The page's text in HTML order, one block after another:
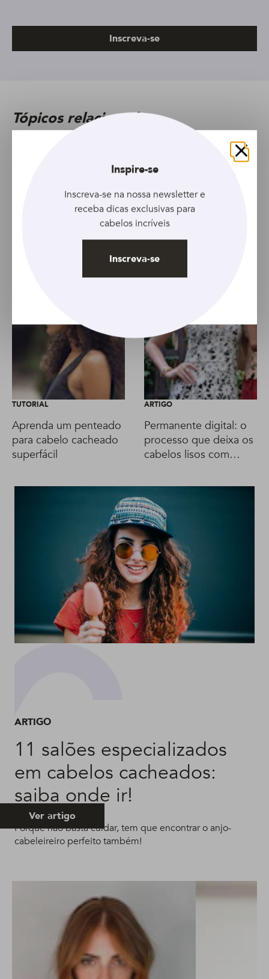
Inscreva-se
Tópicos relacionados
Artigo anterior Artigo seguinte
TUTORIAL
Aprenda um penteado
para cabelo cacheado
superfácil
ARTIGO
Permanente digital: o
processo que deixa os
cabelos lisos com
ARTIGO
11 salões especializados
em cabelos cacheados:
saiba onde ir!
Porque não basta cuidar, tem que encontrar o anjo-
cabeleireiro perfeito também!
Ver artigo
Fechar
Inspire-se
Inscreva-se na nossa newsletter e
receba dicas exclusivas para
cabelos incríveis
Inscreva-se